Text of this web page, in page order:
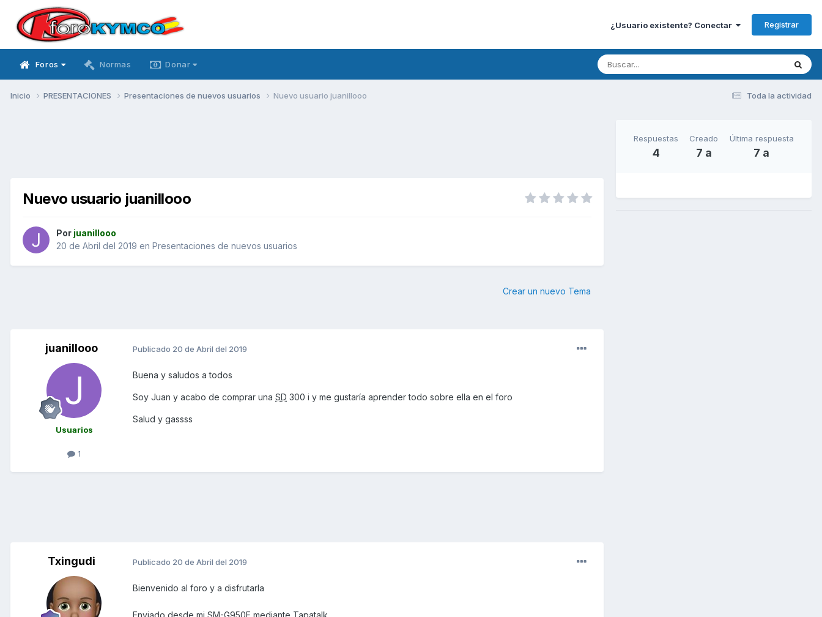
¿Usuario existente? Conectar Registrar
Foros Normas Donar
Toda la actividad
Inicio PRESENTACIONES Presentaciones de nuevos usuarios Nuevo usuario juanillooo
Nuevo usuario juanillooo
Por juanillooo
20 de Abril del 2019 en Presentaciones de nuevos usuarios
Crear un nuevo Tema
juanillooo
Usuarios
1
Publicado 20 de Abril del 2019
Buena y saludos a todos
Soy Juan y acabo de comprar una SD 300 i y me gustaría aprender todo sobre ella en el foro
Salud y gassss
Txingudi Publicado 20 de Abril del 2019
Bienvenido al foro y a disfrutarla
Respuestas
4
Creado
7 a
Última respuesta
7 a